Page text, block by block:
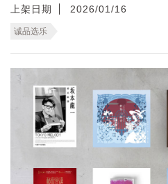
上架日期 2026/01/16
诚品选乐